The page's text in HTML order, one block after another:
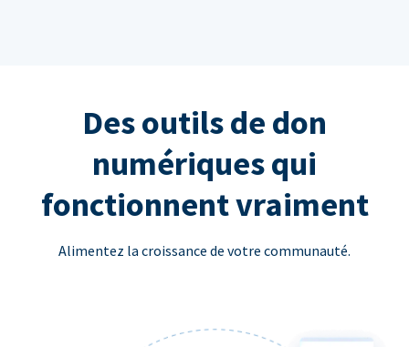
Des outils de don
numériques qui
fonctionnent vraiment
Alimentez la croissance de votre communauté.